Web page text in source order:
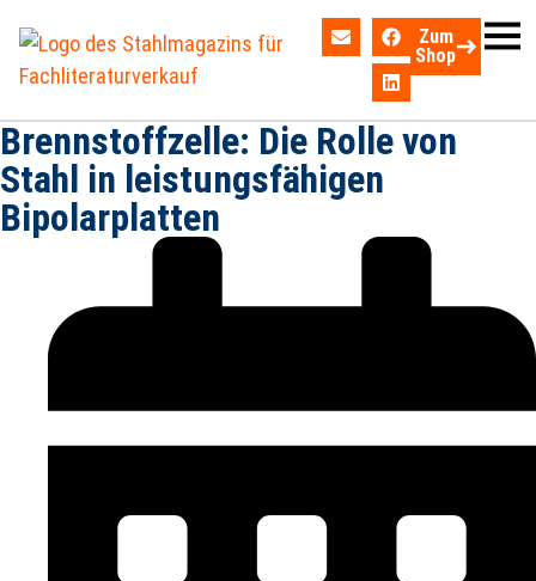
Zum
Shop
Brennstoffzelle: Die Rolle von
Stahl in leistungsfähigen
Bipolarplatten